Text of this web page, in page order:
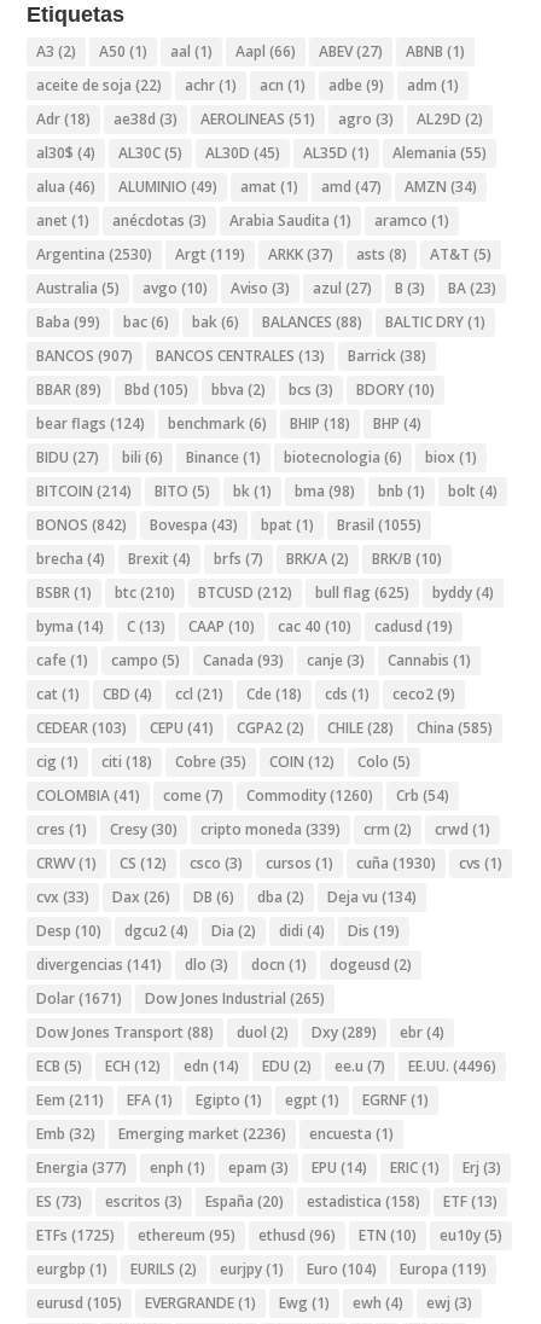
Etiquetas
A3 (2) A50 (1) aal (1) Aapl (66) ABEV(27) ABNB (1)
aceite de soja (22) achr(1) acn (1) adbe (9) adm (1)
Adr(18) ae38d (3) AEROLINEAS (51) agro (3) AL29D (2)
al30$ (4) AL30C(5) AL30D (45) AL35D (1) Alemania (55)
alua (46) ALUMINIO (49) amat (1) amd (47) AMZN (34)
anet (1) anécdotas (3) Arabia Saudita (1) aramco (1)
Argentina (2530) Argt (119) ARKK(37) asts (8) AT&T (5)
Australia (5) avgo (10) Aviso (3) azul (27) B (3) BA(23)
Baba (99) bac(6) bak(6) BALANCES (88) BALTIC DRY(1)
BANCOS (907) BANCOS CENTRALES (13) Barrick(38)
BBAR(89) Bbd (105) bbva (2) bcs (3) BDORY(10)
bear flags (124) benchmark(6) BHIP (18) BHP (4)
BIDU (27) bili (6) Binance (1) biotecnologia (6) biox (1)
BITCOIN (214) BITO (5) bk(1) bma (98) bnb (1) bolt (4)
BONOS (842) Bovespa (43) bpat (1) Brasil (1055)
brecha (4) Brexit (4) brfs (7) BRK/A(2) BRK/B (10)
BSBR(1) btc(210) BTCUSD (212) bull flag (625) byddy(4)
byma (14) C(13) CAAP (10) cac 40 (10) cadusd (19)
cafe (1) campo (5) Canada (93) canje (3) Cannabis (1)
cat (1) CBD (4) ccl (21) Cde (18) cds (1) ceco2(9)
CEDEAR(103) CEPU (41) CGPA2(2) CHILE(28) China (585)
cig (1) citi (18) Cobre (35) COIN (12) Colo (5)
COLOMBIA(41) come (7) Commodity(1260) Crb (54)
cres (1) Cresy(30) cripto moneda (339) crm (2) crwd (1)
CRWV(1) CS (12) csco (3) cursos (1) cuña (1930) cvs (1)
cvx (33) Dax (26) DB (6) dba (2) Deja vu (134)
Desp (10) dgcu2(4) Dia (2) didi (4) Dis (19)
divergencias (141) dlo (3) docn (1) dogeusd (2)
Dolar(1671) Dow Jones Industrial (265)
Dow Jones Transport (88) duol (2) Dxy(289) ebr(4)
ECB (5) ECH (12) edn (14) EDU (2) ee.u (7) EE.UU. (4496)
Eem (211) EFA(1) Egipto (1) egpt (1) EGRNF(1)
Emb (32) Emerging market (2236) encuesta (1)
Energia (377) enph (1) epam (3) EPU (14) ERIC(1) Erj (3)
ES (73) escritos (3) España (20) estadistica (158) ETF(13)
ETFs (1725) ethereum (95) ethusd (96) ETN (10) eu10y(5)
eurgbp (1) EURILS (2) eurjpy(1) Euro (104) Europa (119)
eurusd (105) EVERGRANDE(1) Ewg (1) ewh (4) ewj (3)